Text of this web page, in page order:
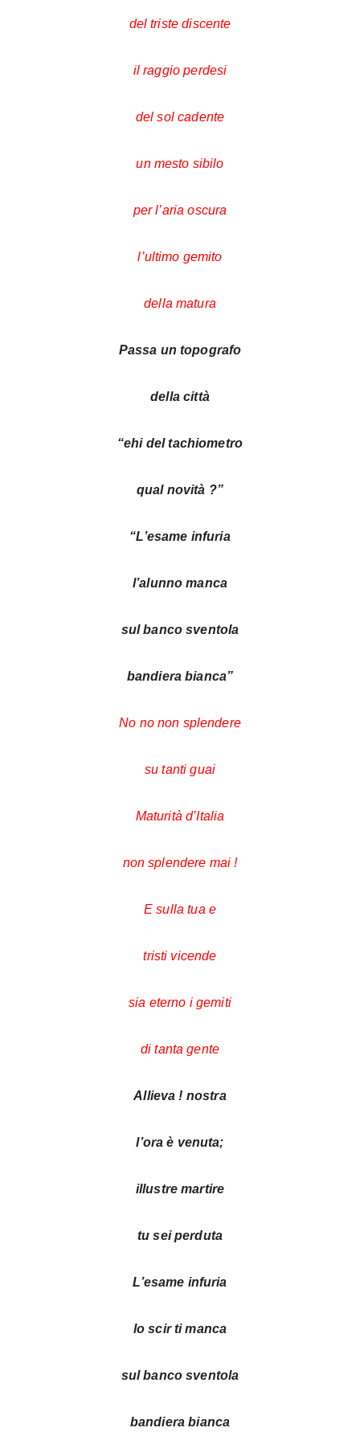
del triste discente
il raggio perdesi
del sol cadente
un mesto sibilo
per l’aria oscura
l’ultimo gemito
della matura
Passa un topografo
della città
“ehi del tachiometro
qual novità ?”
“L’esame infuria
l’alunno manca
sul banco sventola
bandiera bianca”
No no non splendere
su tanti guai
Maturità d’Italia
non splendere mai !
E sulla tua e
tristi vicende
sia eterno i gemiti
di tanta gente
Allieva ! nostra
l’ora è venuta;
illustre martire
tu sei perduta
L’esame infuria
lo scir ti manca
sul banco sventola
bandiera bianca